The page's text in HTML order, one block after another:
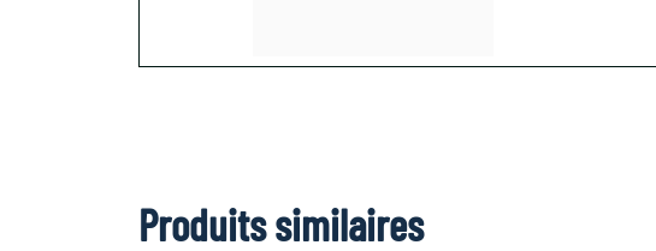
Produits similaires